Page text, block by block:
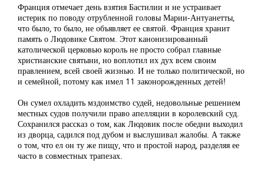
Франция отмечает день взятия Бастилии и не устраивает
истерик по поводу отрубленной головы Марии-Антуанетты,
что было, то было, не объявляет ее святой. Франция хранит
память о Людовике Святом. Этот канонизированный
католической церковью король не просто собрал главные
христианские святыни, но воплотил их дух всем своим
правлением, всей своей жизнью. И не только политической, но
и семейной, потому как имел 11 законорожденных детей!
Он сумел охладить мздоимство судей, недовольные решением
местных судов получили право апелляции в королевский суд.
Сохранился рассказ о том, как Людовик после обедни выходил
из дворца, садился под дубом и выслушивал жалобы. А также
о том, что ел он ту же пищу, что и простой народ, разделяя ее
часто в совместных трапезах.